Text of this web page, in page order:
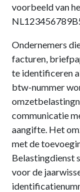
voorbeeld van
Ondernemers
facturen,
te identificeren
btw-nummer
communicatie
aangifte. Het
met de
Belastingdienst
voor de